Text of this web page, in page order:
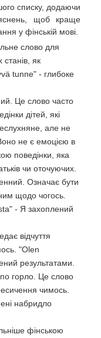
списку, додаючи
щоб краще
у фінській мові.
слово для
як
tunne" - глибоке
Це слово часто
дітей, які
але не
не є емоцією в
поведінки, яка
чи оточуючих.
Означає бути
щодо чогось.
- Я захоплений
відчуття
"Olen
результатами.
горло. Це слово
чимось.
набридло
фінською